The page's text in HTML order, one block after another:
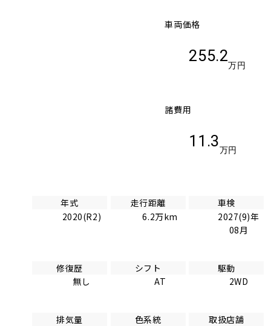
車両価格
255.2
万円
諸費用
11.3
万円
年式
2020(R2)
走行距離
6.2万km
車検
2027(9)年
08月
修復歴
無し
シフト
AT
駆動
2WD
排気量
色系統
取扱店舗